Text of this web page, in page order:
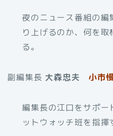
夜のニュース番組の編
り上げるのか、何を
る。
副編集長 大森忠夫小市
編集長の江口をサポ
ットウォッチ班を指揮